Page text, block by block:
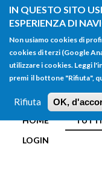
IN QUESTO SITO
ESPERIENZA DI
Non usiamo cookies di
cookies di terzi (Google
utilizzare i cookies. Leggi
premi il bottone "Rifiuta",
Rifiuta OK,
Salta al contenuto
FORM
DI
RICERCA
Main menu
HOME TUTTI
LOGIN